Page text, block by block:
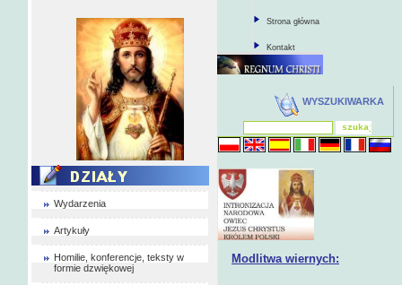
Wydarzenia
Artykuły
Homilie, konferencje, teksty w
formie dzwiękowej
Strona główna
Kontakt
WYSZUKIWARKA
Modlitwa wiernych: